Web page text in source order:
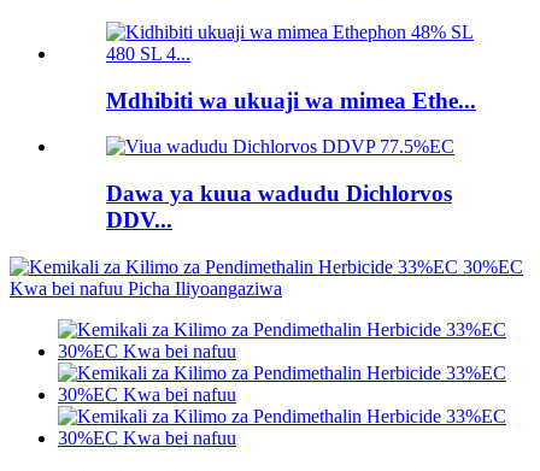
Mdhibiti wa ukuaji wa mimea Ethe...
Dawa ya kuua wadudu Dichlorvos
DDV...